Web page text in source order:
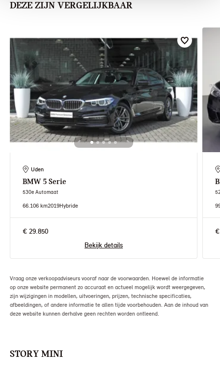
DEZE ZIJN VERGELIJKBAAR
Uden
BMW 5 Serie
530e Automaat
66.106 km2019Hybride
€ 29.850
Bekijk details
Vraag onze verkoopadviseurs vooraf naar de voorwaarden. Hoewel de informatie
op onze website permanent zo accuraat en actueel mogelijk wordt weergegeven,
zijn wijzigingen in modellen, uitvoeringen, prijzen, technische specificaties,
afbeeldingen, of andere informatie te allen tijde voorbehouden. Aan de inhoud van
deze website kunnen derhalve geen rechten worden ontleend.
STORY MINI